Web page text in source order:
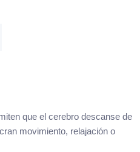
que el cerebro descanse de
movimiento, relajación o